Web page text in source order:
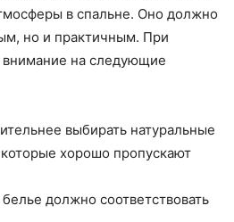
в спальне. Оно должно
но и практичным. При
внимание на следующие
выбирать натуральные
хорошо пропускают
должно соответствовать